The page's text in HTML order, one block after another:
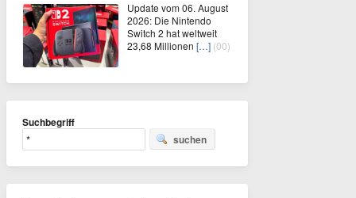
Update vom 06. August
2026: Die Nintendo
Switch 2 hat weltweit
23,68 Millionen […] (00)
Suchbegriff
suchen